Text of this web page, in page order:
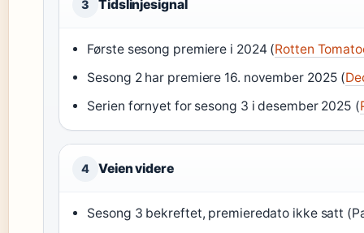
3 Tidslinjesignal
Første sesong premiere i 2024 (Rotten
Sesong 2 har premiere 16. november 2025 (
Serien fornyet for sesong 3 i desember 2025 (
4 Veien videre
Sesong 3 bekreftet, premieredato ikke satt